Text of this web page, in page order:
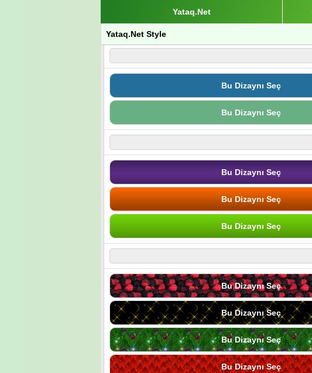
Yataq.Net
Yataq.Net Style
Bu Dizaynı Seç
Bu Dizaynı Seç
Bu Dizaynı Seç
Bu Dizaynı Seç
Bu Dizaynı Seç
Bu Dizaynı Seç
Bu Dizaynı Seç
Bu Dizaynı Seç
Bu Dizaynı Seç